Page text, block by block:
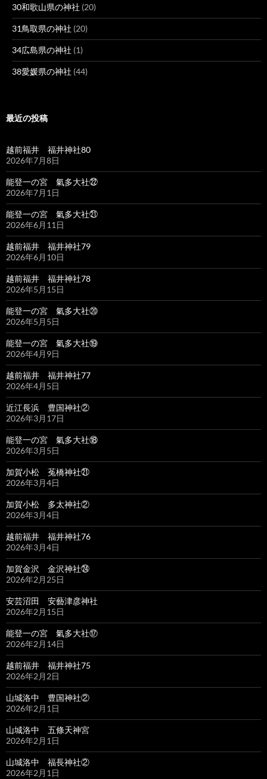
30和歌山県の神社 (20)
31鳥取県の神社 (20)
34広島県の神社 (1)
38愛媛県の神社 (44)
最近の投稿
越前福井 福井神社80
2026年7月8日
能登一の宮 氣多大社㉒
2026年7月1日
能登一の宮 氣多大社㉑
2026年6月11日
越前福井 福井神社79
2026年6月10日
越前福井 福井神社78
2026年5月15日
能登一の宮 氣多大社⑳
2026年5月5日
能登一の宮 氣多大社⑲
2026年4月9日
越前福井 福井神社77
2026年4月5日
近江長浜 豊国神社②
2026年3月17日
能登一の宮 氣多大社⑱
2026年3月5日
加賀小松 菟橋神社㉑
2026年3月4日
加賀小松 多太神社②
2026年3月4日
越前福井 福井神社76
2026年3月4日
加賀金沢 金沢神社㉔
2026年2月25日
安芸沼田 安藝津彦神社
2026年2月15日
能登一の宮 氣多大社⑰
2026年2月14日
越前福井 福井神社75
2026年2月2日
山城洛中 豊国神社②
2026年2月1日
山城洛中 五條天神宮
2026年2月1日
山城洛中 福長神社②
2026年2月1日